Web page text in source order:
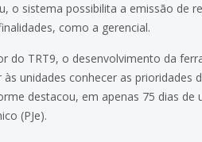
o sistema possibilita a emissão de
como a gerencial.
do TRT9, o desenvolvimento da
unidades conhecer as prioridades
destacou, em apenas 75 dias
(PJe).